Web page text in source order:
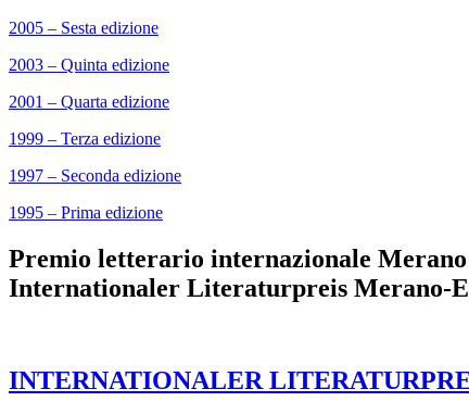
2005 – Sesta edizione
2003 – Quinta edizione
2001 – Quarta edizione
1999 – Terza edizione
1997 – Seconda edizione
1995 – Prima edizione
Premio letterario internazionale
Internationaler Literaturpreis Merano-
INTERNATIONALER